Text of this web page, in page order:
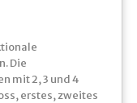
Die
mit 2, 3 und 4
erstes, zweites